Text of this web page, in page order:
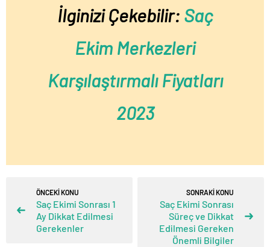
İlginizi Çekebilir: Saç
Ekim Merkezleri
Karşılaştırmalı Fiyatları
2023
ÖNCEKİ KONU
Saç Ekimi Sonrası 1
Ay Dikkat Edilmesi
Gerekenler
SONRAKİ KONU
Saç Ekimi Sonrası
Süreç ve Dikkat
Edilmesi Gereken
Önemli Bilgiler